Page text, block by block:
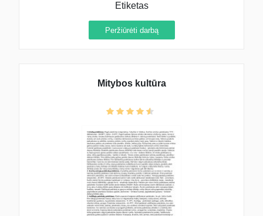
Etiketas
Peržiūrėti darbą
Mitybos kultūra